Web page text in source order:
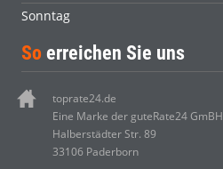
Sonntag
So erreichen Sie uns
toprate24.de
Eine Marke der guteRate24 GmBH
Halberstädter Str. 89
33106 Paderborn